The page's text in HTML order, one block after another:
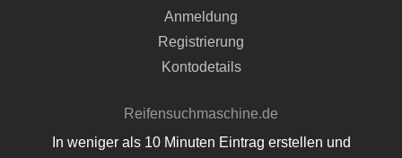
Anmeldung
Registrierung
Kontodetails
Reifensuchmaschine.de
In weniger als 10 Minuten Eintrag erstellen und